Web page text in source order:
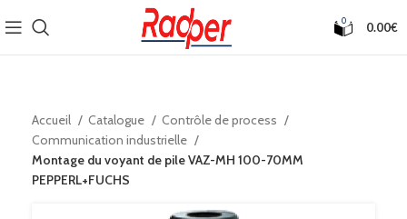
0 0.00€
Accueil Catalogue
Contrôle de process
Communication industrielle
Montage du voyant de pile VAZ-MH 100-70MM
PEPPERL+FUCHS